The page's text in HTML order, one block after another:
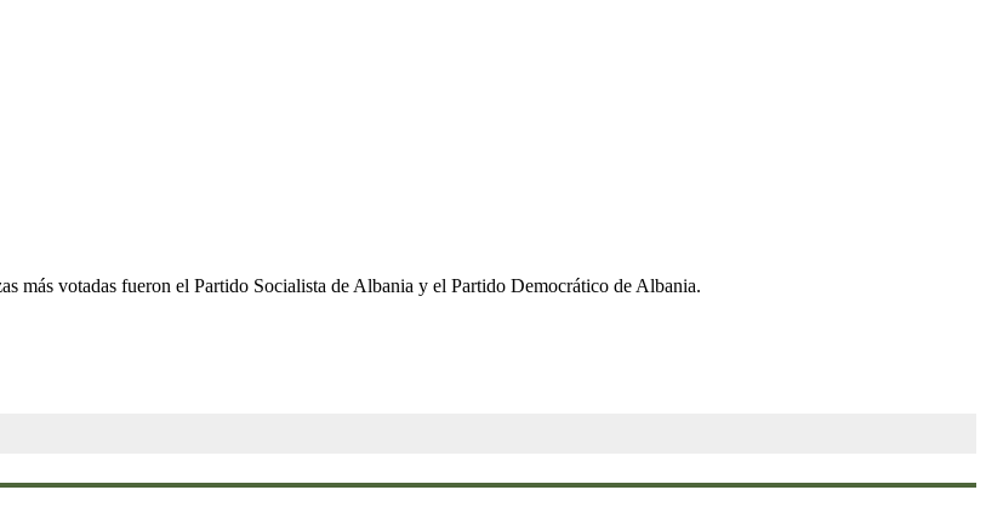
más votadas fueron el Partido Socialista de Albania y el Partido Democrático de Albania.